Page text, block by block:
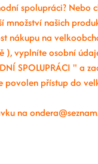
spolupráci? Nebo
množství našich
nákupu na
), vyplníte osobní
SPOLUPRÁCI " a
povolen přístup do
na